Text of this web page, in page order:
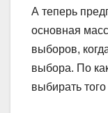
А теперь
основная
выборов,
выбора. По
выбирать